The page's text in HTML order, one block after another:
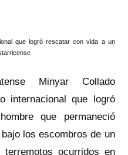
que logró rescatar con vida a un
Minyar Collado
internacional que logró
que permaneció
los escombros de un
ocurridos en